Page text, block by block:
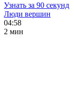
Узнать за 90 секунд
Люди вершин
04:58
2 мин